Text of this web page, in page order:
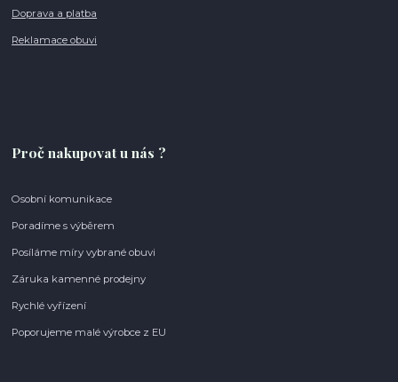
Doprava a platba
Reklamace obuvi
Proč nakupovat u nás ?
Osobní komunikace
Poradíme s výběrem
Posíláme míry vybrané obuvi
Záruka kamenné prodejny
Rychlé vyřízení
Poporujeme malé výrobce z EU